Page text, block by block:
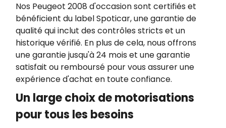
Nos Peugeot 2008 d'occasion sont certifiés et
bénéficient du label Spoticar, une garantie de
qualité qui inclut des contrôles stricts et un
historique vérifié. En plus de cela, nous offrons
une garantie jusqu'à 24 mois et une garantie
satisfait ou remboursé pour vous assurer une
expérience d'achat en toute confiance.
Un large choix de motorisations
pour tous les besoins